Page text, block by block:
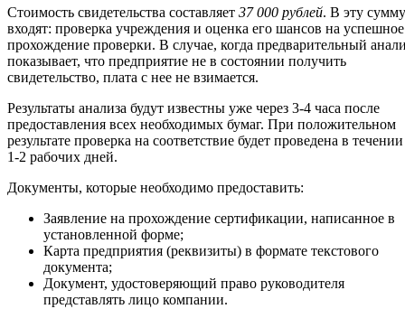
Стоимость свидетельства составляет 37 000 рублей. В эту сумму
входят: проверка учреждения и оценка его шансов на успешное
прохождение проверки. В случае, когда предварительный
показывает, что предприятие не в состоянии получить
свидетельство, плата с нее не взимается.
Результаты анализа будут известны уже через 3-4 часа после
предоставления всех необходимых бумаг. При положительном
результате проверка на соответствие будет проведена в течении
1-2 рабочих дней.
Документы, которые необходимо предоставить:
Заявление на прохождение сертификации, написанное в
установленной форме;
Карта предприятия (реквизиты) в формате текстового
документа;
Документ, удостоверяющий право руководителя
представлять лицо компании.